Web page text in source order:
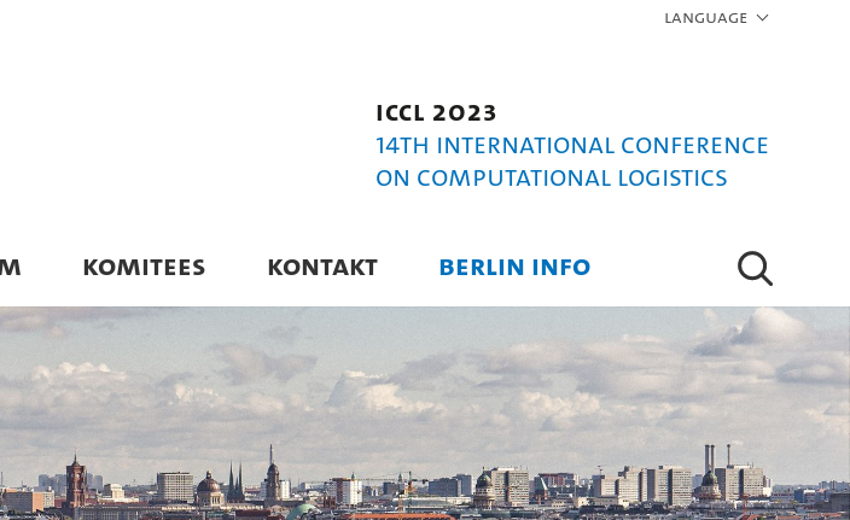
Language
ICCL 2023
14th International Conference
on Computational Logistics
KOMITEES KONTAKT BERLIN INFO